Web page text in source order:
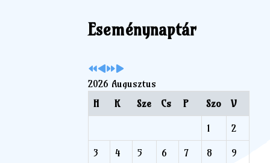
Eseménynaptár
2026 Augusztus
H
K Sze Cs P Szo V
1 2
3 4 5 6 7 8 9